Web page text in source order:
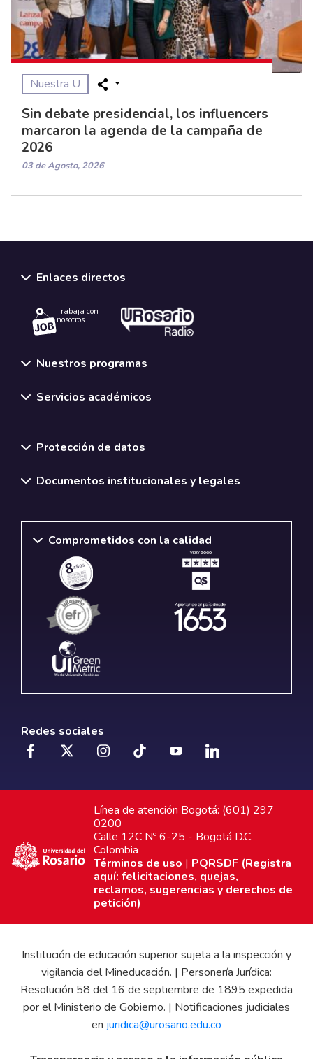
Nuestra U
Sin debate presidencial, los influencers
marcaron la agenda de la campaña de
2026
03 de Agosto, 2026
Enlaces directos
Trabaja con
nosotros.
Nuestros programas
Servicios académicos
Protección de datos
Documentos institucionales y legales
Comprometidos con la calidad
Redes sociales
Línea de atención Bogotá: (601) 297
0200
Calle 12C Nº 6-25 - Bogotá D.C.
Colombia
Términos de uso | PQRSDF (Registra
aquí: felicitaciones, quejas,
reclamos, sugerencias y derechos de
petición)
Institución de educación superior sujeta a la inspección y
vigilancia del Mineducación. | Personería Jurídica:
Resolución 58 del 16 de septiembre de 1895 expedida
por el Ministerio de Gobierno. | Notificaciones judiciales
en juridica@urosario.edu.co